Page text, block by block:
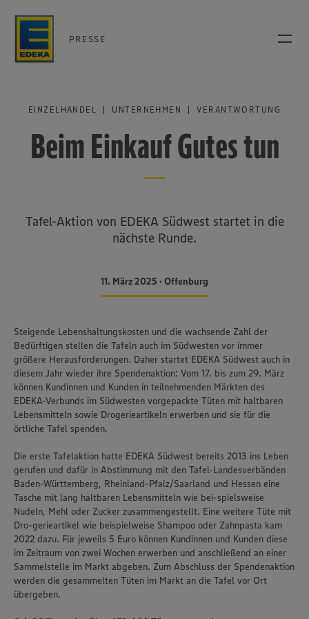
PRESSE
EINZELHANDEL | UNTERNEHMEN | VERANTWORTUNG
Beim Einkauf Gutes tun
Tafel-Aktion von EDEKA Südwest startet in die
nächste Runde.
11. März 2025 • Offenburg
Steigende Lebenshaltungskosten und die wachsende Zahl der
Bedürftigen stellen die Tafeln auch im Südwesten vor immer
größere Herausforderungen. Daher startet EDEKA Südwest auch in
diesem Jahr wieder ihre Spendenaktion: Vom 17. bis zum 29. März
können Kundinnen und Kunden in teilnehmenden Märkten des
EDEKA-Verbunds im Südwesten vorgepackte Tüten mit haltbaren
Lebensmitteln sowie Drogerieartikeln erwerben und sie für die
örtliche Tafel spenden.
Die erste Tafelaktion hatte EDEKA Südwest bereits 2013 ins Leben
gerufen und dafür in Abstimmung mit den Tafel-Landesverbänden
Baden-Württemberg, Rheinland-Pfalz/Saarland und Hessen eine
Tasche mit lang haltbaren Lebensmitteln wie bei-spielsweise
Nudeln, Mehl oder Zucker zusammengestellt. Eine weitere Tüte mit
Dro-gerieartikel wie beispielweise Shampoo oder Zahnpasta kam
2022 dazu. Für jeweils 5 Euro können Kundinnen und Kunden diese
im Zeitraum von zwei Wochen erwerben und anschließend an einer
Sammelstelle im Markt abgeben. Zum Abschluss der Spendenaktion
werden die gesammelten Tüten im Markt an die Tafel vor Ort
übergeben.